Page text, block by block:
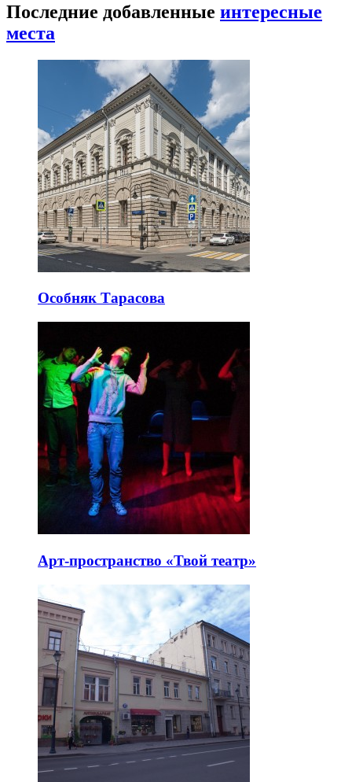
Последние добавленные интересные
места
Особняк Тарасова
Арт-пространство «Твой театр»